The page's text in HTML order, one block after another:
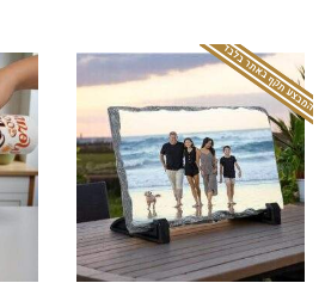
המבצע תקף באתר בלבד